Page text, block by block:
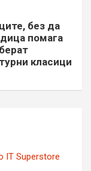
без да
помага
класици
IT Superstore